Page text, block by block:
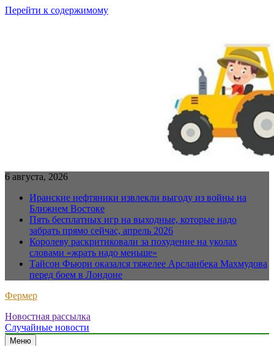
Перейти к содержимому
6 августа, 2026
Иранские нефтяники извлекли выгоду из войны на
Ближнем Востоке
Пять бесплатных игр на выходные, которые надо
забрать прямо сейчас, апрель 2026
Королеву раскритиковали за похудение на уколах
словами «жрать надо меньше»
Тайсон Фьюри оказался тяжелее Арсланбека Махмудова
перед боем в Лондоне
Фермер
Новостная рассылка
Случайные новости
Меню